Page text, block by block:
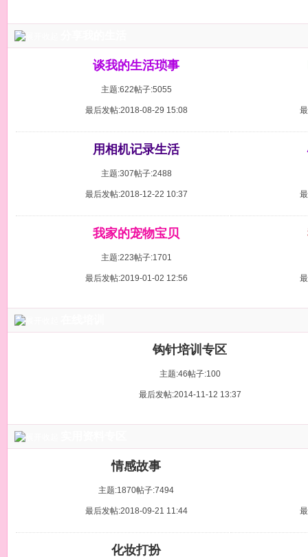
谈我的生活琐事
主题:622帖子:5055
最后发帖:2018-08-29 15:08
用相机记录生活
主题:307帖子:2488
最后发帖:2018-12-22 10:37
我家的宠物宝贝
主题:223帖子:1701
最后发帖:2019-01-02 12:56
钩针培训专区
主题:46帖子:100
最后发帖:2014-11-12 13:37
情感故事
主题:1870帖子:7494
最后发帖:2018-09-21 11:44
化妆打扮